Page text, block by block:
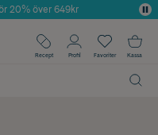
Skönhet
20% över 649kr
köp*
Recept Profil Favoriter Kassa